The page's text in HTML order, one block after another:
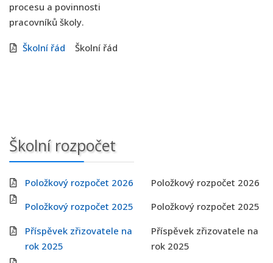
procesu a povinnosti
pracovníků školy.
Školní řád Školní řád
Školní rozpočet
Položkový rozpočet 2026
Položkový rozpočet 2026
Položkový rozpočet 2025
Položkový rozpočet 2025
Příspěvek zřizovatele na
rok 2025
Příspěvek zřizovatele na
rok 2025